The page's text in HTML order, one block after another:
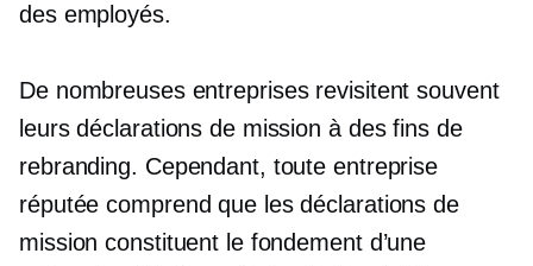
des employés.
De nombreuses entreprises revisitent souvent
leurs déclarations de mission à des fins de
rebranding. Cependant, toute entreprise
réputée comprend que les déclarations de
mission constituent le fondement d’une